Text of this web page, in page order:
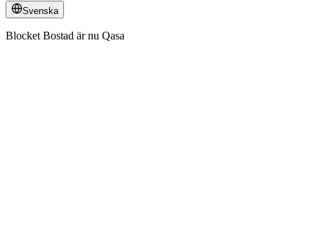
Svenska
Blocket Bostad är nu Qasa